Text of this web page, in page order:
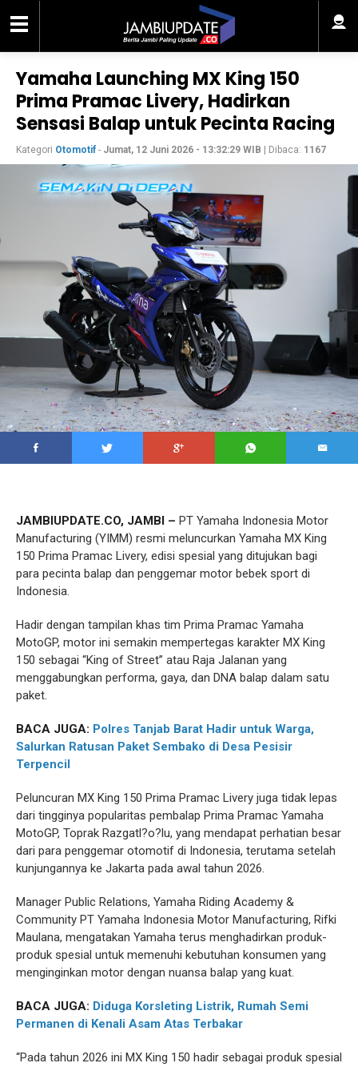
Yamaha Launching MX King 150
Prima Pramac Livery, Hadirkan
Sensasi Balap untuk Pecinta Racing
Kategori Otomotif - Jumat, 12 Juni 2026 - 13:32:29 WIB | Dibaca: 1167
JAMBIUPDATE.CO, JAMBI – PT Yamaha Indonesia Motor
Manufacturing (YIMM) resmi meluncurkan Yamaha MX King
150 Prima Pramac Livery, edisi spesial yang ditujukan bagi
para pecinta balap dan penggemar motor bebek sport di
Indonesia.
Hadir dengan tampilan khas tim Prima Pramac Yamaha
MotoGP, motor ini semakin mempertegas karakter MX King
150 sebagai “King of Street” atau Raja Jalanan yang
menggabungkan performa, gaya, dan DNA balap dalam satu
paket.
BACA JUGA: Polres Tanjab Barat Hadir untuk Warga,
Salurkan Ratusan Paket Sembako di Desa Pesisir
Terpencil
Peluncuran MX King 150 Prima Pramac Livery juga tidak lepas
dari tingginya popularitas pembalap Prima Pramac Yamaha
MotoGP, Toprak Razgatl?o?lu, yang mendapat perhatian besar
dari para penggemar otomotif di Indonesia, terutama setelah
kunjungannya ke Jakarta pada awal tahun 2026.
Manager Public Relations, Yamaha Riding Academy &
Community PT Yamaha Indonesia Motor Manufacturing, Rifki
Maulana, mengatakan Yamaha terus menghadirkan produk-
produk spesial untuk memenuhi kebutuhan konsumen yang
menginginkan motor dengan nuansa balap yang kuat.
BACA JUGA: Diduga Korsleting Listrik, Rumah Semi
Permanen di Kenali Asam Atas Terbakar
“Pada tahun 2026 ini MX King 150 hadir sebagai produk spesial